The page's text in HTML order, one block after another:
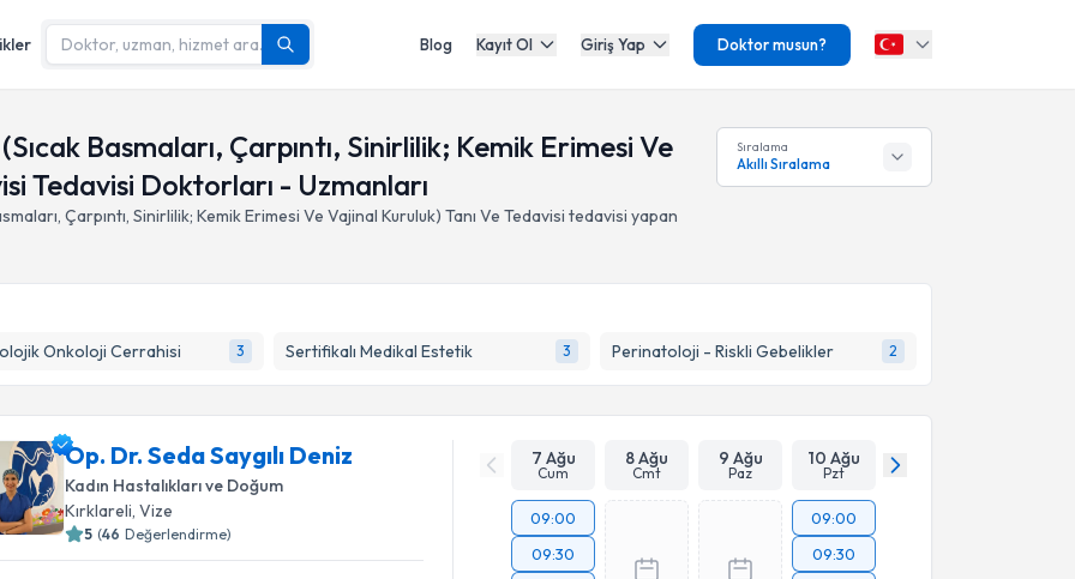
Blog Kayıt Ol Giriş Yap Doktor musun?
Basmaları, Çarpıntı, Sinirlilik; Kemik Erimesi Ve
Tedavisi Doktorları - Uzmanları
Çarpıntı, Sinirlilik; Kemik Erimesi Ve Vajinal Kuruluk) Tanı Ve Tedavisi tedavisi yapan
Sıralama
Akıllı Sıralama
Onkoloji Cerrahisi 3 Sertifikalı Medikal Estetik 3 Perinatoloji - Riskli Gebelikler 2
Op. Dr. Seda Saygılı Deniz
Kadın Hastalıkları ve Doğum
Kırklareli,Vize
5 (46 Değerlendirme)
7 Ağu
Cum
8 Ağu
Cmt
9 Ağu
Paz
10 Ağu
Pzt
09:00
09:30
09:00
09:30